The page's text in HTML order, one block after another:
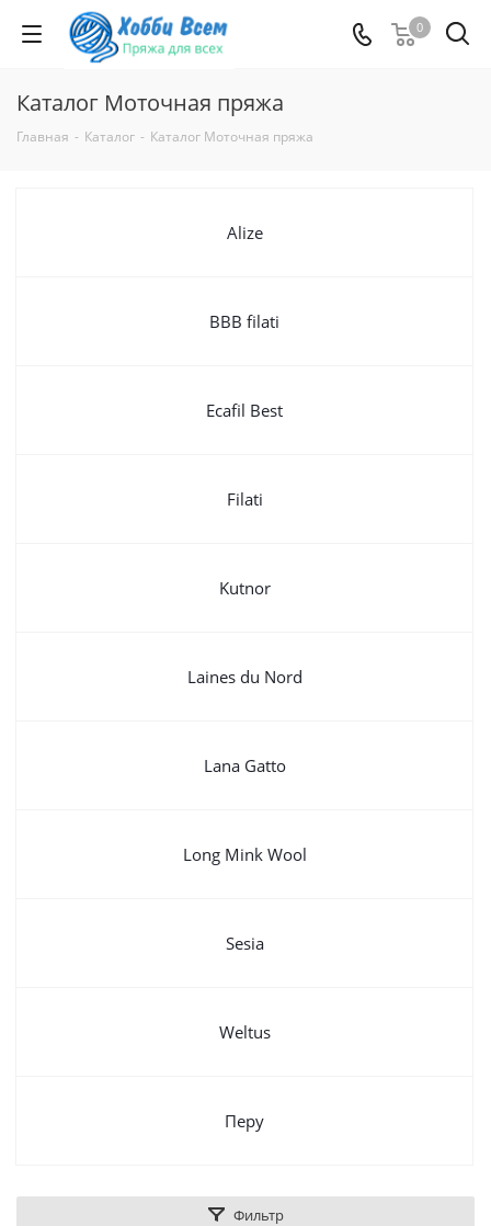
0
Каталог Моточная пряжа
Главная - Каталог - Каталог Моточная пряжа
Alize
BBB filati
Ecafil Best
Filati
Kutnor
Laines du Nord
Lana Gatto
Long Mink Wool
Sesia
Weltus
Перу
Фильтр